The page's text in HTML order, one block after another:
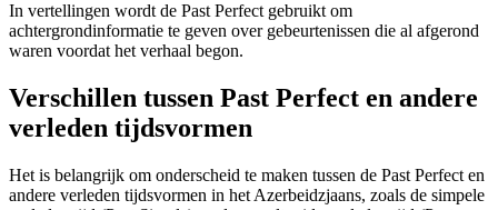
In vertellingen wordt de Past Perfect gebruikt om
achtergrondinformatie te geven over gebeurtenissen die al afgerond
waren voordat het verhaal begon.
Verschillen tussen Past Perfect en andere
verleden tijdsvormen
Het is belangrijk om onderscheid te maken tussen de Past Perfect en
andere verleden tijdsvormen in het Azerbeidzjaans, zoals de simpele